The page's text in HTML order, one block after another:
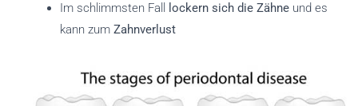
Im schlimmsten Fall
lockern sich die Zähne und es
kann zum Zahnverlust